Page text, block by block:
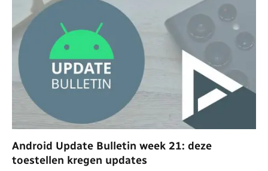
Android Update Bulletin week 21: deze
toestellen kregen updates